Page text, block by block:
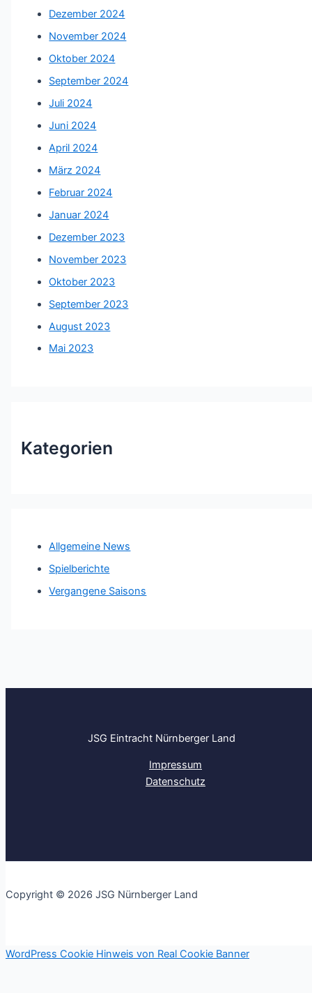
Dezember 2024
November 2024
Oktober 2024
September 2024
Juli 2024
Juni 2024
April 2024
März 2024
Februar 2024
Januar 2024
Dezember 2023
November 2023
Oktober 2023
September 2023
August 2023
Mai 2023
Kategorien
Allgemeine News
Spielberichte
Vergangene Saisons
JSG Eintracht Nürnberger Land
Impressum
Datenschutz
Copyright © 2026 JSG Nürnberger Land
WordPress Cookie Hinweis von Real Cookie Banner